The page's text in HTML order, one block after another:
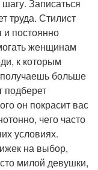
Записаться
труда. Стилист
и постоянно
женщинам
к которым
больше
подберет
он покрасит вас
чего часто
условиях.
на выбор,
милой девушки,